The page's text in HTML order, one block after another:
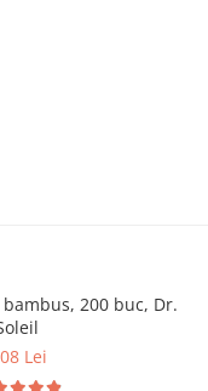
200 buc, Dr.
Lei